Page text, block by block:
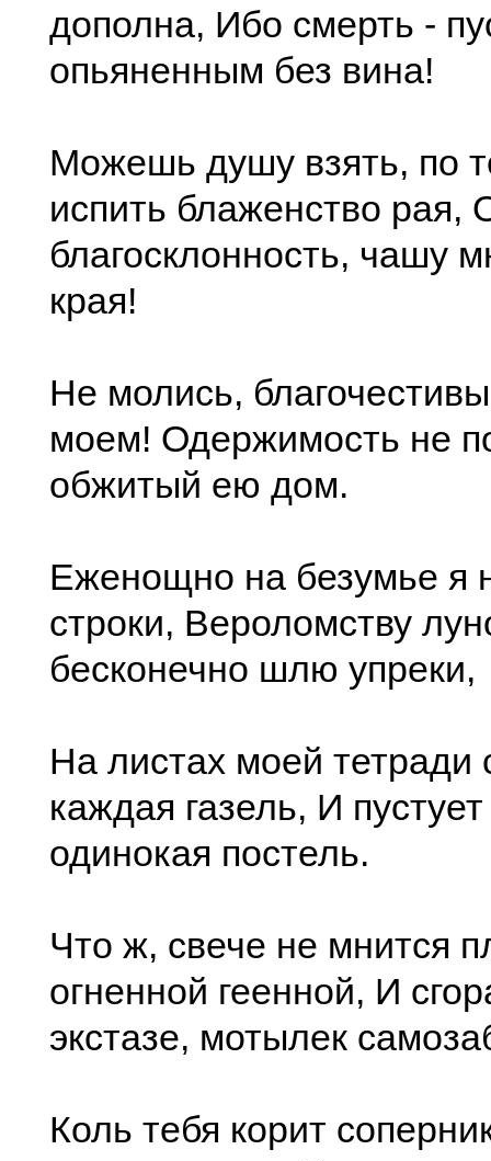
дополна, Ибо смерть -
опьяненным без вина!
Можешь душу взять, по
испить блаженство рая,
благосклонность, чашу
края!
Не молись,
моем! Одержимость не
обжитый ею дом.
Еженощно на безумье я
строки, Вероломству
бесконечно шлю упреки,
На листах моей тетради
каждая газель, И
одинокая постель.
Что ж, свече не мнится
огненной геенной, И
экстазе, мотылек
Коль тебя корит